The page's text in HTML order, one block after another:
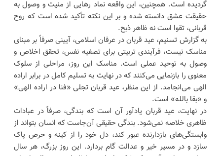
گردیده است. همچنین، این واقعه نماد رهایی از منیت و وصول به
حقیقت عشق دانسته شده و بر این نکته تأکید شده است که روح
قربانی، تقوا است نه ظاهر ذبح.
به گزارش تسنیم، عید قربان در عرفان اسلامی، آیینی صرفاً بر مبنای
مناسک نیست، فرآیندی تربیتی برای تصفیه نفس، تحقق اخلاص و
وصول به توحید عملی است. مناسک این روز، مراحلی از سلوک
معنوی را بازنمایی می‌کنند که در نهایت به تسلیم کامل در برابر اراده
الهی می‌انجامد. از این منظر، عید قربان تجلی «فنا در اراده الهی»
و «بقا بالله» است.
در نهایت، عید قربان یادآور آن است که بندگی، صرفاً در عبادات
ظاهری خلاصه نمی‌شود. بندگی حقیقی آن‌جاست که انسان بتواند از
وابستگی‌های بازدارنده عبور کند، دل خود را از کینه و حرص پاک
سازد و در مسیر خیر و عدالت گام بردارد. این روز بزرگ، هر سال